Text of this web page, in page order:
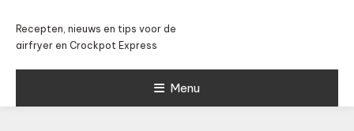
Recepten, nieuws en tips voor de
airfryer en Crockpot Express
Menu